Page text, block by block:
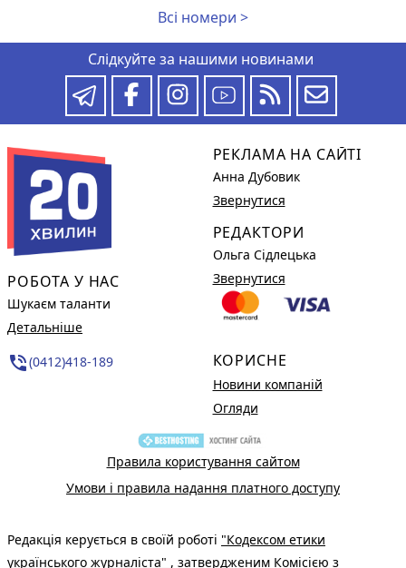
Всі номери >
Слідкуйте за нашими новинами
РОБОТА У НАС
Шукаєм таланти
Детальніше
phone_in_talk(0412)418-189
РЕКЛАМА НА САЙТІ
Анна Дубовик
Звернутися
РЕДАКТОРИ
Ольга Сідлецька
Звернутися
КОРИСНЕ
Новини компаній
Огляди
Правила користування сайтом
Умови і правила надання платного доступу
Редакція керується в своїй роботі "Кодексом етики
українського журналіста" , затвердженим Комісією з